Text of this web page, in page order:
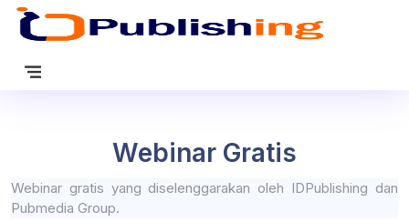
Webinar Gratis
Webinar gratis yang diselenggarakan oleh IDPublishing dan
Pubmedia Group.